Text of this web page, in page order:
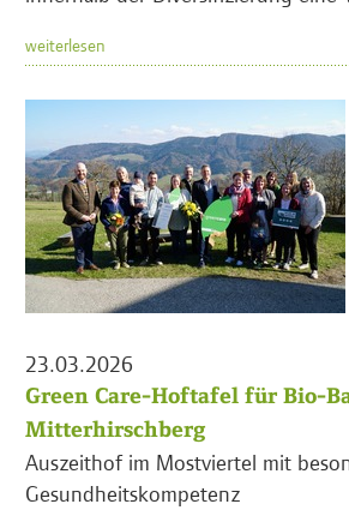
weiterlesen
23.03.2026
Green Care-Hoftafel für Bio-
Mitterhirschberg
Auszeithof im Mostviertel mit
Gesundheitskompetenz